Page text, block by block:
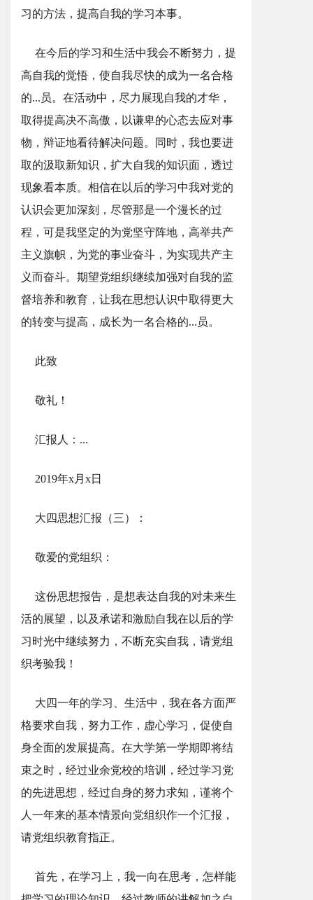
习的方法，提高自我的学习本事。
在今后的学习和生活中我会不断努力，提
高自我的觉悟，使自我尽快的成为一名合格
的...员。在活动中，尽力展现自我的才华，
取得提高决不高傲，以谦卑的心态去应对事
物，辩证地看待解决问题。同时，我也要进
取的汲取新知识，扩大自我的知识面，透过
现象看本质。相信在以后的学习中我对党的
认识会更加深刻，尽管那是一个漫长的过
程，可是我坚定的为党坚守阵地，高举共产
主义旗帜，为党的事业奋斗，为实现共产主
义而奋斗。期望党组织继续加强对自我的监
督培养和教育，让我在思想认识中取得更大
的转变与提高，成长为一名合格的...员。
此致
敬礼！
汇报人：...
2019年x月x日
大四思想汇报（三）：
敬爱的党组织：
这份思想报告，是想表达自我的对未来生
活的展望，以及承诺和激励自我在以后的学
习时光中继续努力，不断充实自我，请党组
织考验我！
大四一年的学习、生活中，我在各方面严
格要求自我，努力工作，虚心学习，促使自
身全面的发展提高。在大学第一学期即将结
束之时，经过业余党校的培训，经过学习党
的先进思想，经过自身的努力求知，谨将个
人一年来的基本情景向党组织作一个汇报，
请党组织教育指正。
首先，在学习上，我一向在思考，怎样能